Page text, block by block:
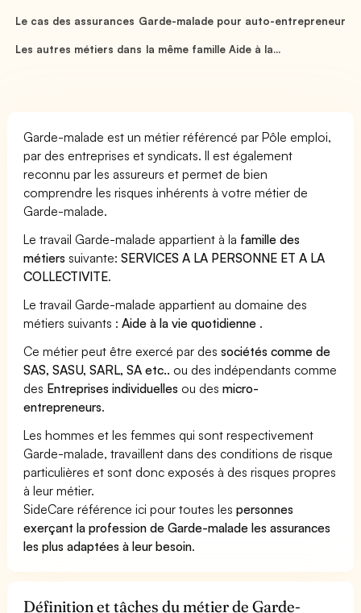
Le cas des assurances Garde-malade pour auto-entrepreneur
Les autres métiers dans la même famille Aide à la...
Garde-malade est un métier référencé par Pôle emploi,
par des entreprises et syndicats. Il est également
reconnu par les assureurs et permet de bien
comprendre les risques inhérents à votre métier de
Garde-malade.
Le travail Garde-malade appartient à la famille des
métiers suivante:SERVICES A LA PERSONNE ET A LA
COLLECTIVITE.
Le travail Garde-malade appartient au domaine des
métiers suivants :Aide à la vie quotidienne .
Ce métier peut être exercé par dessociétés comme de
SAS, SASU, SARL, SA etc.. ou des indépendants comme
des Entreprises individuelles ou desmicro-
entrepreneurs.
Les hommes et les femmes qui sont respectivement
Garde-malade, travaillent dans des conditions de risque
particulières et sont donc exposés à des risques propres
à leur métier.
SideCare référence ici pour toutes lespersonnes
exerçant la profession de Garde-malade les assurances
les plus adaptées à leur besoin.
Définition et tâches du métier de Garde-